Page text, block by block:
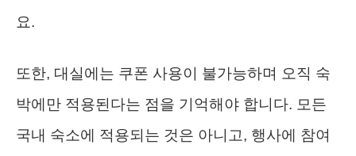
요.
또한, 대실에는 쿠폰 사용이 불가능하며 오직 숙
박에만 적용된다는 점을 기억해야 합니다. 모든
국내 숙소에 적용되는 것은 아니고, 행사에 참여